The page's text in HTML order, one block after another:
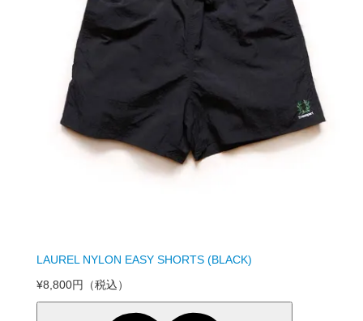
LAUREL NYLON EASY SHORTS (BLACK)
¥8,800円
（税込）